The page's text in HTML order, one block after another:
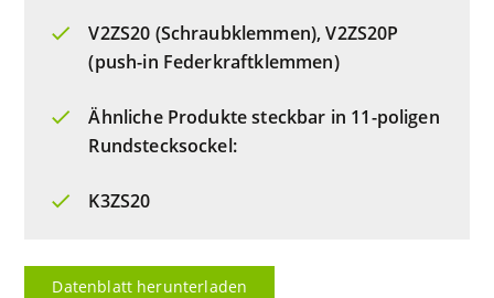
V2ZS20 (Schraubklemmen), V2ZS20P
(push-in Federkraftklemmen)
Ähnliche Produkte steckbar in 11-poligen
Rundstecksockel:
K3ZS20
Datenblatt herunterladen